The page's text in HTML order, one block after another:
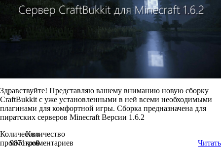
Здравствуйте! Представляю вашему вниманию новую сборку
CraftBukkit c уже установленными в ней всеми необходимыми
плагинами для комфортной игры. Сборка предназначена для
пиратских серверов Minecraft Версии 1.6.2
Количество
просмотров
9871
Количество
комментариев
0 Читать